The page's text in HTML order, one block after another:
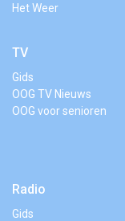
Het Weer
TV
Gids
OOG TV Nieuws
OOG voor senioren
Radio
Gids